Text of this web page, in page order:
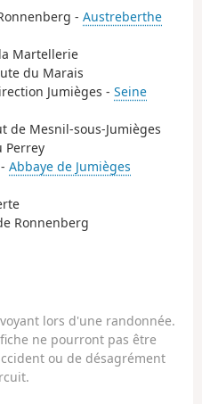
- Austreberthe
Martellerie
du Marais
Jumièges - Seine
de Mesnil-sous-Jumièges
Perrey
Abbaye de Jumièges
Ronnenberg
lors d'une randonnée.
ne pourront pas être
ou de désagrément